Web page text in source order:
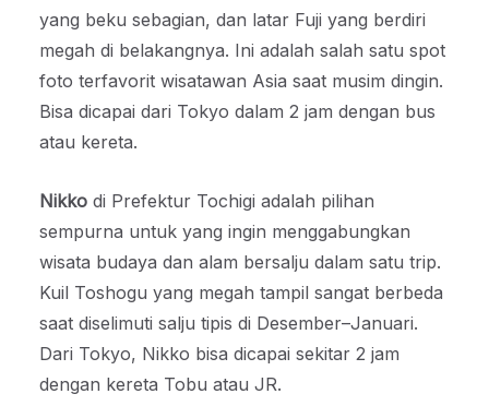
yang beku sebagian, dan latar Fuji yang berdiri
megah di belakangnya. Ini adalah salah satu spot
foto terfavorit wisatawan Asia saat musim dingin.
Bisa dicapai dari Tokyo dalam 2 jam dengan bus
atau kereta.
Nikko di Prefektur Tochigi adalah pilihan
sempurna untuk yang ingin menggabungkan
wisata budaya dan alam bersalju dalam satu trip.
Kuil Toshogu yang megah tampil sangat berbeda
saat diselimuti salju tipis di Desember–Januari.
Dari Tokyo, Nikko bisa dicapai sekitar 2 jam
dengan kereta Tobu atau JR.